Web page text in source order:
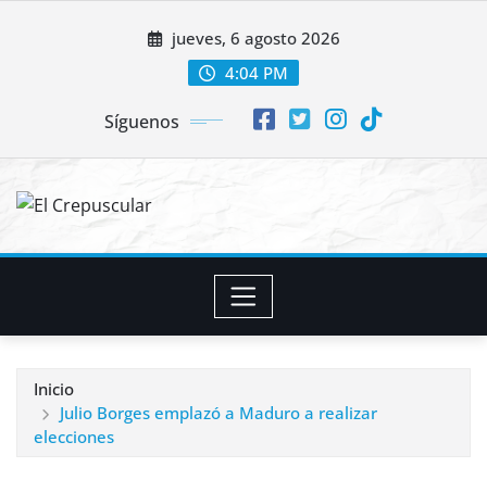
jueves, 6 agosto 2026
4:04 PM
Síguenos
Inicio
Julio Borges emplazó a Maduro a realizar
elecciones